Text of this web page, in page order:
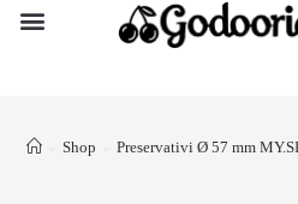
> Shop > Preservativi Ø 57 mm